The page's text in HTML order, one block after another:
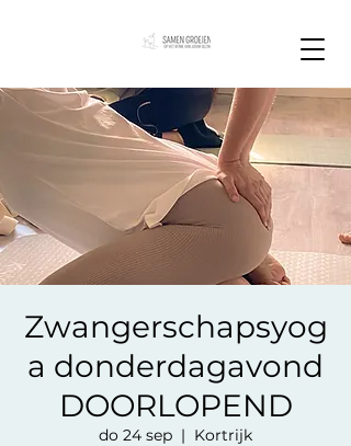
Zwangerschapsyog
a donderdagavond
DOORLOPEND
do 24 sep
  |
Kortrijk